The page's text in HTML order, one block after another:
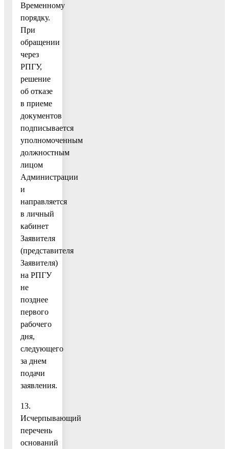
Временному
порядку.
При
обращении
через
РПГУ,
решение
об отказе
в приеме
документов
подписывается
уполномоченным
должностным
лицом
Администрации
и
направляется
в личный
кабинет
Заявителя
(представителя
Заявителя)
на РПГУ
не
позднее
первого
рабочего
дня,
следующего
за днем
подачи
заявления.
13.
Исчерпывающий
перечень
оснований